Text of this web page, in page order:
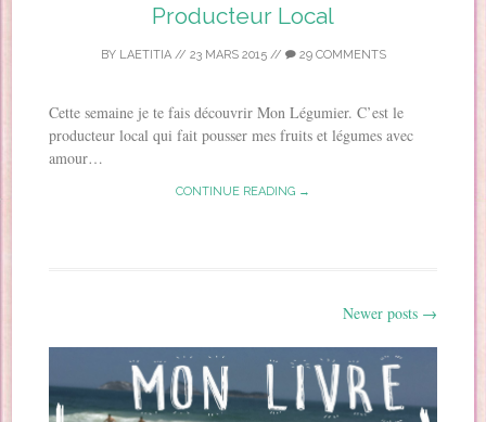
Producteur Local
BY LAETITIA// 23 MARS 2015// 29 COMMENTS
Cette semaine je te fais découvrir Mon Légumier. C’est le
producteur local qui fait pousser mes fruits et légumes avec
amour…
CONTINUE READING →
Post navigation
Newer posts →